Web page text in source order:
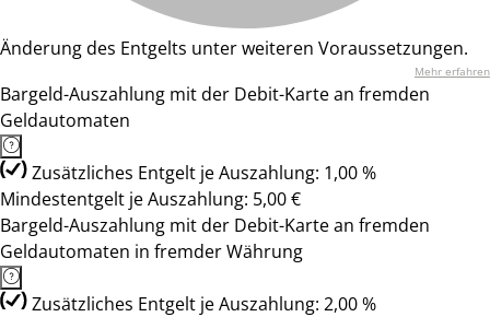
Änderung des Entgelts unter weiteren Voraussetzungen.
Mehr erfahren
Bargeld-Auszahlung mit der Debit-Karte an fremden
Geldautomaten
Zusätzliches Entgelt je Auszahlung: 1,00 %
Mindestentgelt je Auszahlung: 5,00 €
Bargeld-Auszahlung mit der Debit-Karte an fremden
Geldautomaten in fremder Währung
Zusätzliches Entgelt je Auszahlung: 2,00 %